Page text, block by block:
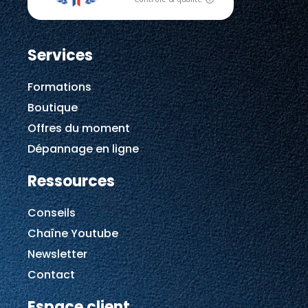
Services
Formations
Boutique
Offres du moment
Dépannage en ligne
Ressources
Conseils
Chaîne Youtube
Newsletter
Contact